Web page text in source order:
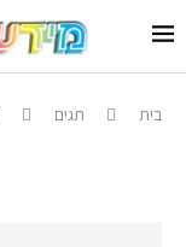
בית תגים